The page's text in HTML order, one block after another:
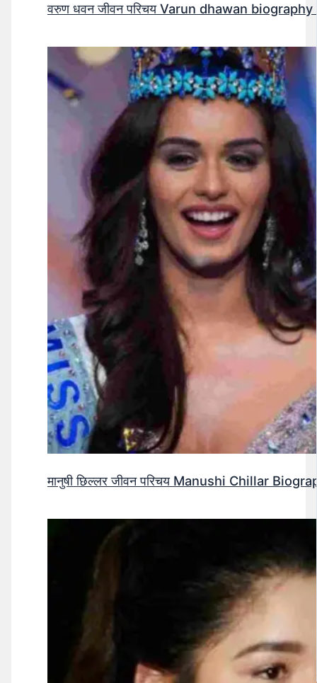
वरुण धवन जीवन परिचय Varun dhawan
मानुषी छिल्लर जीवन परिचय Manushi Chillar